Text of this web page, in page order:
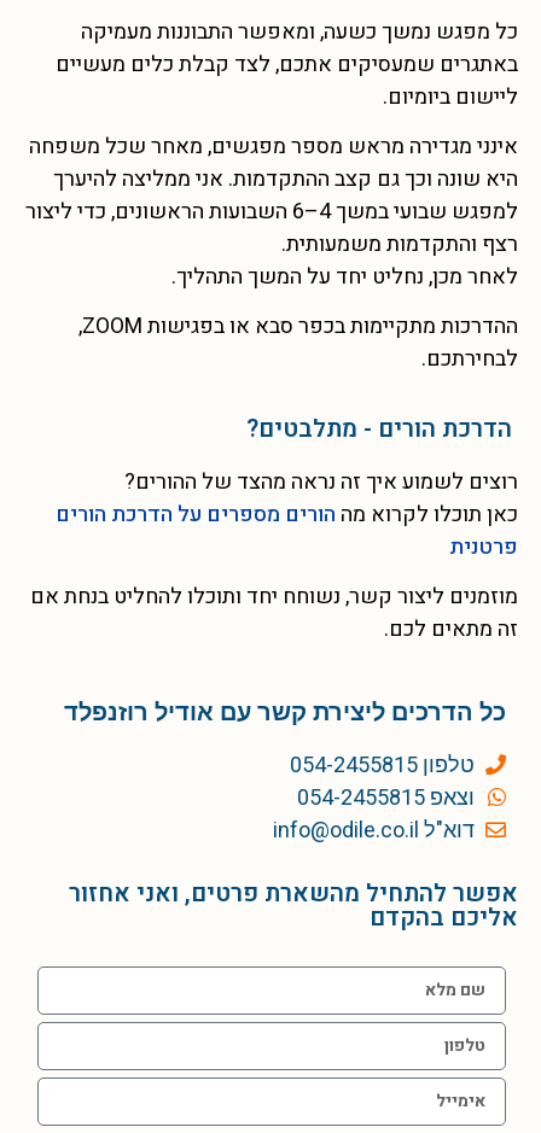
כל מפגש נמשך כשעה, ומאפשר התבוננות מעמיקה
באתגרים שמעסיקים אתכם, לצד קבלת כלים מעשיים
ליישום ביומיום.
אינני מגדירה מראש מספר מפגשים, מאחר שכל משפחה
היא שונה וכך גם קצב ההתקדמות. אני ממליצה להיערך
למפגש שבועי במשך 4–6 השבועות הראשונים, כדי ליצור
רצף והתקדמות משמעותית.
לאחר מכן, נחליט יחד על המשך התהליך.
ההדרכות מתקיימות בכפר סבא או בפגישות ZOOM,
לבחירתכם.
הדרכת הורים - מתלבטים?
רוצים לשמוע איך זה נראה מהצד של ההורים?
כאן תוכלו לקרוא מה הורים מספרים על הדרכת הורים
פרטנית
מוזמנים ליצור קשר, נשוחח יחד ותוכלו להחליט בנחת אם
זה מתאים לכם.
כל הדרכים ליצירת קשר עם אודיל רוזנפלד
טלפון 054-2455815
וצאפ 054-2455815
דוא"ל info@odile.co.il
אפשר להתחיל מהשארת פרטים, ואני אחזור
אליכם בהקדם